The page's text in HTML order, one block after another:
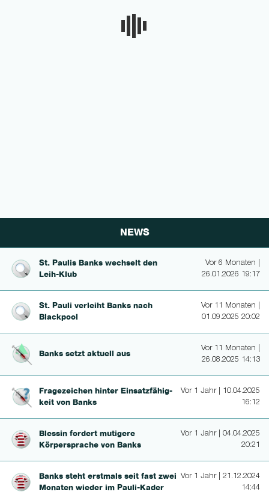
NEWS
St. Paulis Banks wechselt den
Leih-Klub
Vor 6 Monaten |
26.01.2026 19:17
St. Pauli verleiht Banks nach
Blackpool
Vor 11 Monaten |
01.09.2025 20:02
Banks setzt aktuell aus
Vor 11 Monaten |
26.08.2025 14:13
Fragezeichen hinter Ein­satzfähig­
keit von Banks
Vor 1 Jahr | 10.04.2025
16:12
Blessin fordert mutigere
Körperspra­che von Banks
Vor 1 Jahr | 04.04.2025
20:21
Banks steht erstmals seit fast zwei
Monaten wieder im Pauli-Kader
Vor 1 Jahr | 21.12.2024
14:44